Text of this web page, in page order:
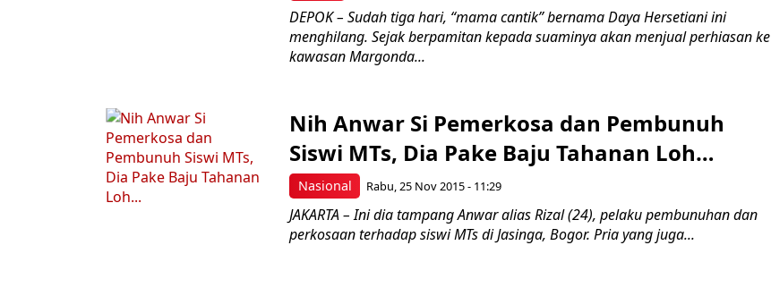
DEPOK – Sudah tiga hari, “mama cantik” bernama Daya Hersetiani ini
menghilang. Sejak berpamitan kepada suaminya akan menjual perhiasan ke
kawasan Margonda...
Nasional
Nih Anwar Si Pemerkosa dan Pembunuh
Siswi MTs, Dia Pake Baju Tahanan Loh…
Rabu, 25 Nov 2015 - 11:29
JAKARTA – Ini dia tampang Anwar alias Rizal (24), pelaku pembunuhan dan
perkosaan terhadap siswi MTs di Jasinga, Bogor. Pria yang juga...